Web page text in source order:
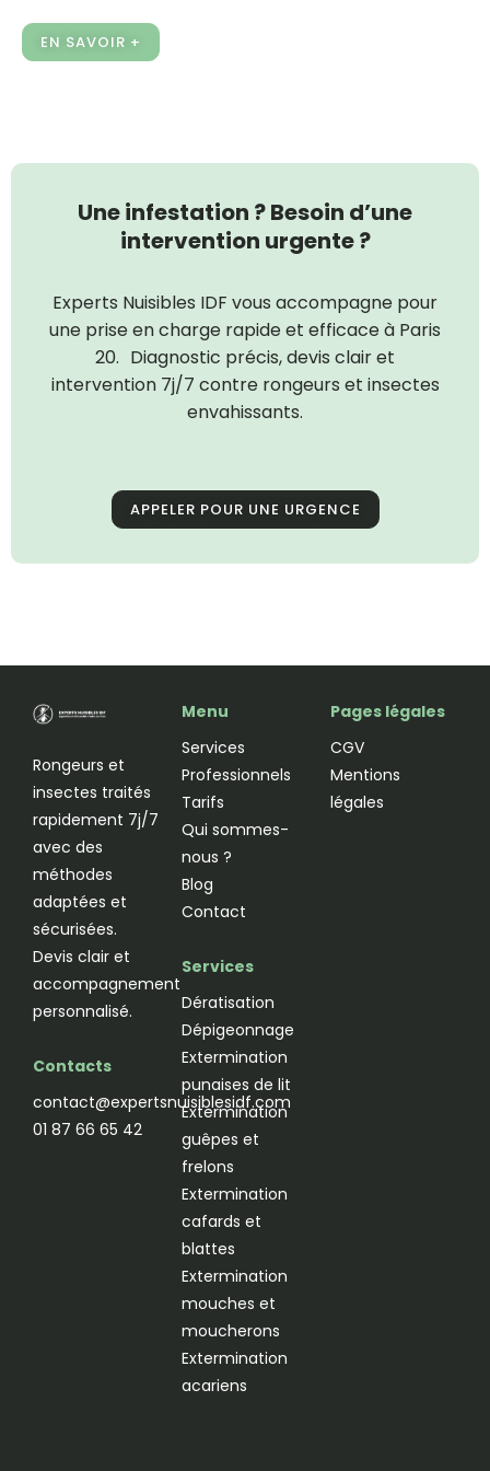
EN SAVOIR +
Une infestation ? Besoin d’une
intervention urgente ?
Experts Nuisibles IDF vous accompagne pour
une prise en charge rapide et efficace à Paris
20. Diagnostic précis, devis clair et
intervention 7j/7 contre rongeurs et insectes
envahissants.
APPELER POUR UNE URGENCE
Rongeurs et
insectes traités
rapidement 7j/7
avec des
méthodes
adaptées et
sécurisées.
Devis clair et
accompagnement
personnalisé.
Contacts
contact@expertsnuisiblesidf.com
01 87 66 65 42
Menu
Services
Professionnels
Tarifs
Qui sommes-
nous ?
Blog
Contact
Services
Dératisation
Dépigeonnage
Extermination
punaises de lit
Extermination
guêpes et
frelons
Extermination
cafards et
blattes
Extermination
mouches et
moucherons
Extermination
acariens
Pages légales
CGV
Mentions
légales